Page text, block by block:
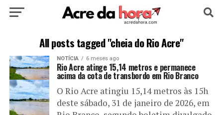
HOME POLÍTICA CULTURA ESPORTE
EDUCAÇÃO NOTÍCIA MUNDO
All posts tagged "cheia do Rio Acre"
NOTÍCIA 6 meses ago
Rio Acre atinge 15,14 metros e permanece
acima da cota de transbordo em Rio Branco
O Rio Acre atingiu 15,14 metros às 15h
deste sábado, 31 de janeiro de 2026, em